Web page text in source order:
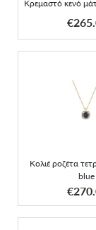
Κρεμαστό κενό
Κολιέ ροζέτα
blue
Κολιέ